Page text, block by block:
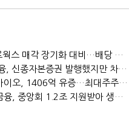
[IB토마토]한앤컴퍼니, 마이크로웍스 매각 장기화 대비…배당 회수판 깔았다
[IB토마토](Deal모니터)우리금융, 신종자본증권 발행했지만 차환금리 '부담'
[IB토마토](유증레이다)엘앤씨바이오, 1406억 유증…최대주주는 절반만 청약
[IB토마토](크레딧시그널)농협금융, 중앙회 1.2조 지원받아 생산적금융 확대